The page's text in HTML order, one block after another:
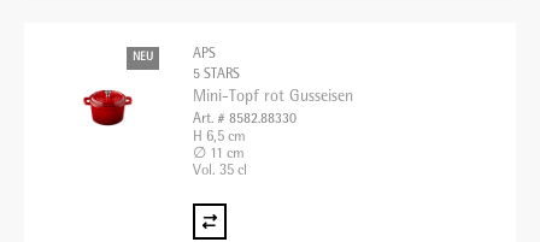
NEU
APS
5 STARS
Mini-Topf rot Gusseisen
Art. # 8582.88330
H 6,5 cm
∅ 11 cm
Vol. 35 cl